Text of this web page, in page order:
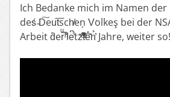
Ich Bedanke mich im Namen
de͏ś ̴D͠eu͘t͞sch̸eņ V͘olkeş bei der
Arbeit d͒erͧ̿ ͪ̾̈le͆͋tz̆͒̽ͤ͑̇̃t͊ͣ͂͛ͭȇ̎̆̂n̉̓ Jahre, weiter